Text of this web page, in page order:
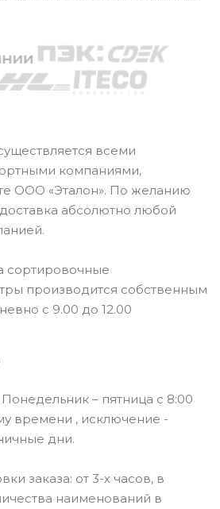
всеми
компаниями,
ООО «Эталон». По желанию
абсолютно любой
сортировочные
производится собственным
с 9.00 до 12.00
– пятница с 8:00
времени , исключение -
дни.
заказа: от 3-х часов, в
наименований в